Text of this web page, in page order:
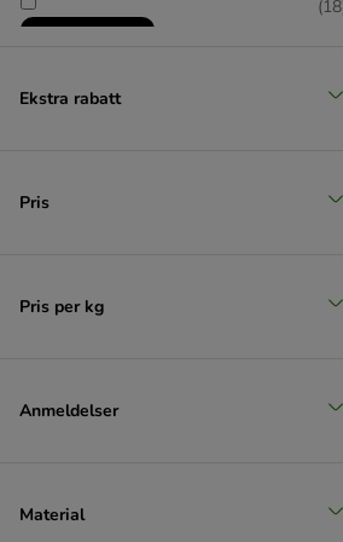
(18
Ekstra rabatt
Pris
Pris per kg
Anmeldelser
Material